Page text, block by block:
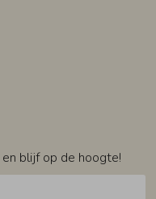
blijf op de hoogte!